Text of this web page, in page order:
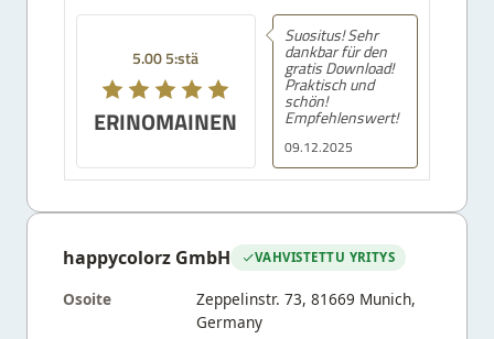
5.00 5:stä
ERINOMAINEN
09.12.2025
Suositus! Sehr
dankbar für den
gratis Download!
Praktisch und
schön!
Empfehlenswert!
happycolorz GmbH VAHVISTETTU YRITYS
Osoite
Zeppelinstr. 73, 81669 Munich,
Germany